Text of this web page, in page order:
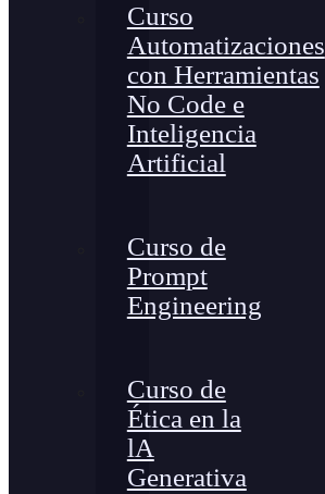
Curso
Automatizaciones
con Herramientas
No Code e
Inteligencia
Artificial
Curso de
Prompt
Engineering
Curso de
Ética en la
lA
Generativa